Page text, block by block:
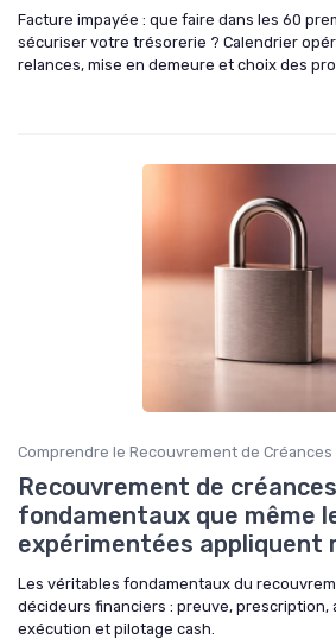
Facture impayée : que faire dans les 60
sécuriser votre trésorerie ? Calendrier
relances, mise en demeure et choix des
Comprendre le Recouvrement de Créances
Recouvrement de
fondamentaux que même
expérimentées appliquent
Les véritables fondamentaux du
décideurs financiers : preuve, prescription,
exécution et pilotage cash.